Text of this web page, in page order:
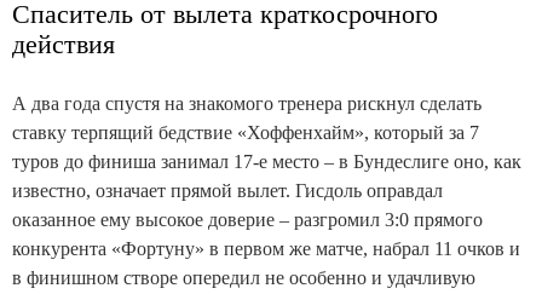
Спаситель от вылета краткосрочного
действия
А два года спустя на знакомого тренера рискнул сделать
ставку терпящий бедствие «Хоффенхайм», который за 7
туров до финиша занимал 17-е место – в Бундеслиге оно, как
известно, означает прямой вылет. Гисдоль оправдал
оказанное ему высокое доверие – разгромил 3:0 прямого
конкурента «Фортуну» в первом же матче, набрал 11 очков и
в финишном створе опередил не особенно и удачливую